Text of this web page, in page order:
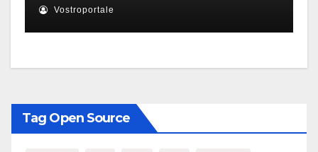
Vostroportale
Tag Open Source